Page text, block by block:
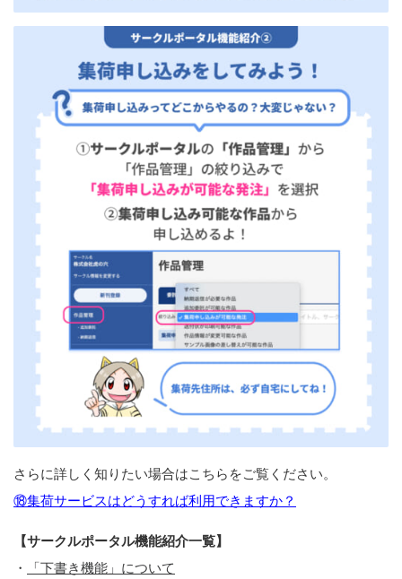
さらに詳しく知りたい場合はこちらをご覧ください。
⑱集荷サービスはどうすれば利用できますか？
【サークルポータル機能紹介一覧】
・
「下書き機能」について